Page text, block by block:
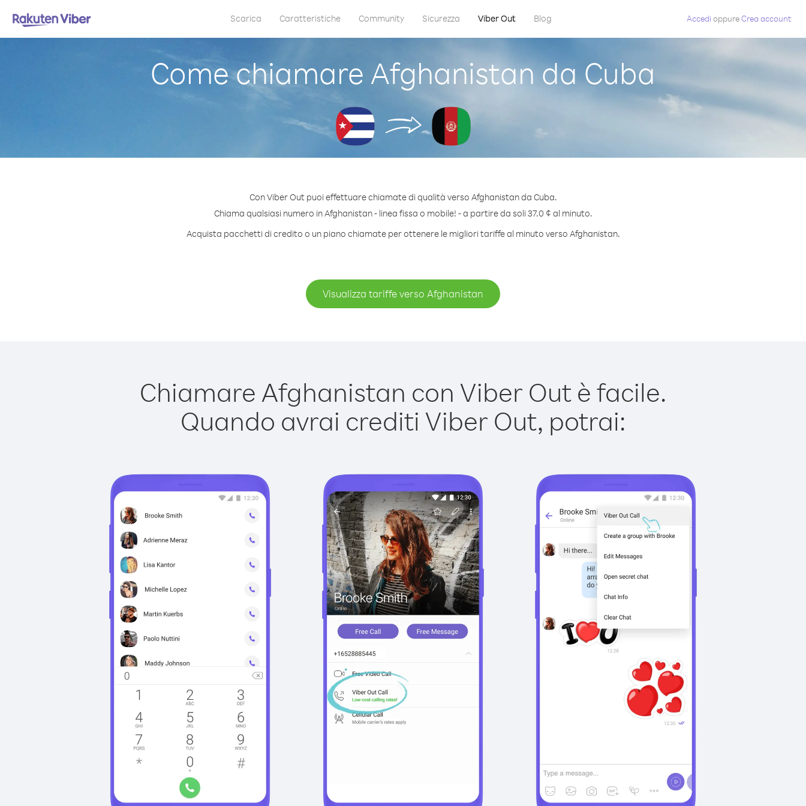
Scarica Caratteristiche Community Sicurezza Viber Out Blog Accedi oppureCrea account
Come chiamare Afghanistan da Cuba
Con Viber Out puoi effettuare chiamate di qualità verso Afghanistan da Cuba.
Chiama qualsiasi numero in Afghanistan - linea fissa o mobile! - a partire da soli 37.0 ¢ al minuto.
Acquista pacchetti di credito o un piano chiamate per ottenere le migliori tariffe al minuto verso Afghanistan.
Visualizza tariffe verso Afghanistan
Chiamare Afghanistan con Viber Out è facile.
Quando avrai crediti Viber Out, potrai: